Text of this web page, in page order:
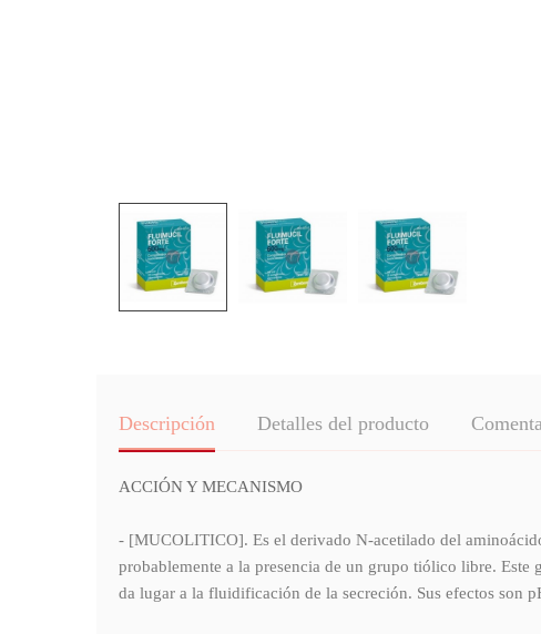
Descripción Detalles del producto
ACCIÓN Y MECANISMO
- [MUCOLITICO]. Es el derivado N-acetilado del
probablemente a la presencia de un grupo tiólico libre.
da lugar a la fluidificación de la secreción. Sus efectos son